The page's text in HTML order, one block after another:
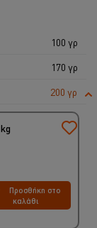
100 γρ
170 γρ
200 γρ
Προσθήκη στο
καλάθι